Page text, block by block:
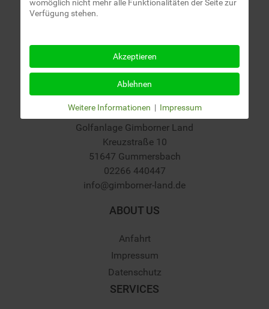
Golfanlage Gimborner Land
Kreuzstraße 10
51647 Gummersbach
02266 440447
info@gimborner-land.de
ABOUT US
Anfahrt
Impressum
Datenschutz
SERVICES
womöglich nicht mehr alle Funktionalitäten der Seite zur
Verfügung stehen.
Akzeptieren
Ablehnen
Weitere Informationen | Impressum